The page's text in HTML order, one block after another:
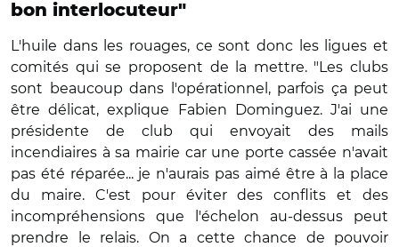
bon interlocuteur"
L'huile dans les rouages, ce sont donc les ligues et
comités qui se proposent de la mettre. "Les clubs
sont beaucoup dans l'opérationnel, parfois ça peut
être délicat, explique Fabien Dominguez. J'ai une
présidente de club qui envoyait des mails
incendiaires à sa mairie car une porte cassée n'avait
pas été réparée... je n'aurais pas aimé être à la place
du maire. C'est pour éviter des conflits et des
incompréhensions que l'échelon au-dessus peut
prendre le relais. On a cette chance de pouvoir